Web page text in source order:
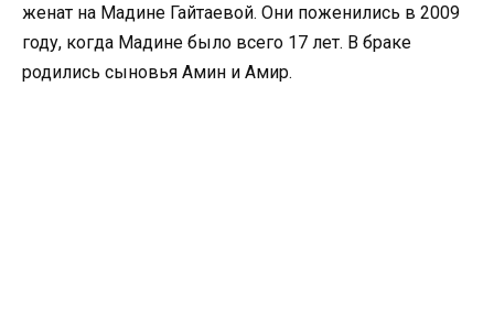
женат на Мадине Гайтаевой. Они поженились в 2009
году, когда Мадине было всего 17 лет. В браке
родились сыновья Амин и Амир.